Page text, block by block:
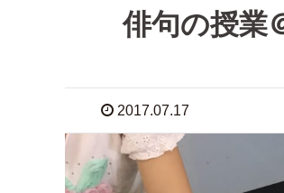
俳句の授業
2017.07.17